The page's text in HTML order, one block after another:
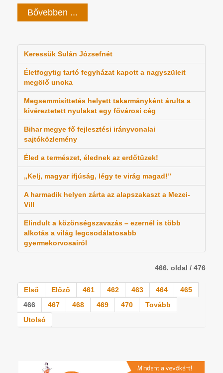
Bővebben ...
Keressük Sulán Józsefnét
Életfogytig tartó fegyházat kapott a nagyszüleit
megölő unoka
Megsemmisíttetés helyett takarmányként árulta a
kivéreztetett nyulakat egy fővárosi cég
Bihar megye fő fejlesztési irányvonalai
sajtóközlemény
Éled a természet, élednek az erdőtüzek!
„Kelj, magyar ifjúság, légy te virág magad!”
A harmadik helyen zárta az alapszakaszt a Mezei-
Vill
Elindult a közönségszavazás – ezernél is több
alkotás a világ legcsodálatosabb
gyermekorvosairól
466. oldal / 476
Első Előző 461 462 463 464
465
466
467 468 469 470
Tovább
Utolsó